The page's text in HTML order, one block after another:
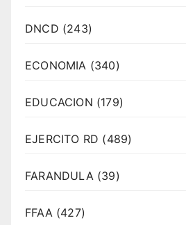
DNCD (243)
ECONOMIA (340)
EDUCACION (179)
EJERCITO RD (489)
FARANDULA(39)
FFAA(427)